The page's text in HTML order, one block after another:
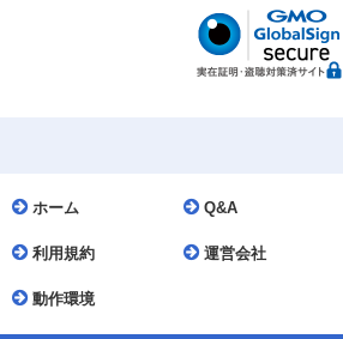
ホーム Q&A
利用規約 運営会社
動作環境